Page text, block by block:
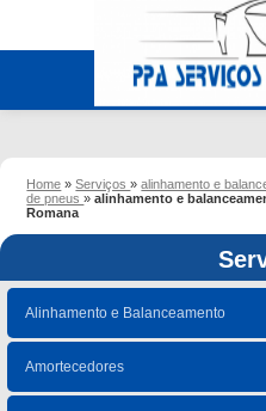
Home »Serviços»alinhamento e
de pneus»alinhamento e
Romana
Alinhamento e Balanceamento
Amortecedores